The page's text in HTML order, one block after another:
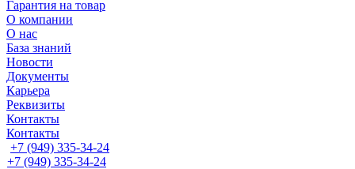
Гарантия на товар
О компании
О нас
База знаний
Новости
Документы
Карьера
Реквизиты
Контакты
Контакты
+7 (949) 335-34-24
+7 (949) 335-34-24